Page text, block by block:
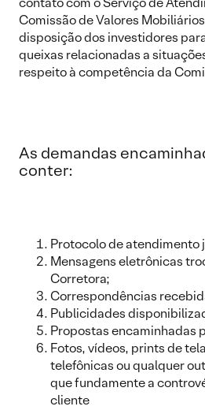
Comissão de Valores
disposição dos investidores
queixas relacionadas a
respeito à competência da
As demandas
conter:
Protocolo de atendimento
Mensagens eletrônicas
Corretora;
Correspondências
Publicidades
Propostas encaminhadas
Fotos, vídeos, prints de
telefônicas ou qualquer
que fundamente a
cliente